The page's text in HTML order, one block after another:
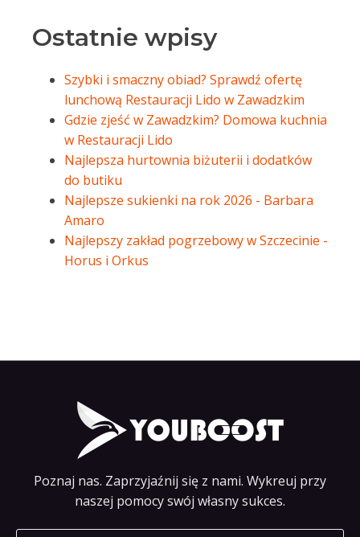
Ostatnie wpisy
Szybki i smaczny obiad? Sprawdź ofertę
lunchową Restauracji Lido w Zawadzkim
Gdzie zjeść w Zawadzkim? Domowa kuchnia
w Restauracji Lido
Najlepsza hurtownia biżuterii i dodatków
do butiku
Najlepsze sukienki na rok 2026 - Barbara
Amaro
Najlepszy zakład pogrzebowy w Szczecinie -
Horus i Orkus
Poznaj nas. Zaprzyjaźnij się z nami. Wykreuj przy
naszej pomocy swój własny sukces.